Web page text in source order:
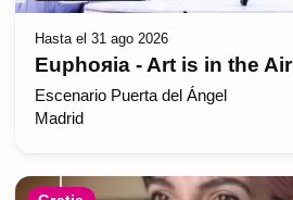
Hasta el 31 ago 2026
Euphoяia - Art is in the Air
Escenario Puerta del Ángel
Madrid